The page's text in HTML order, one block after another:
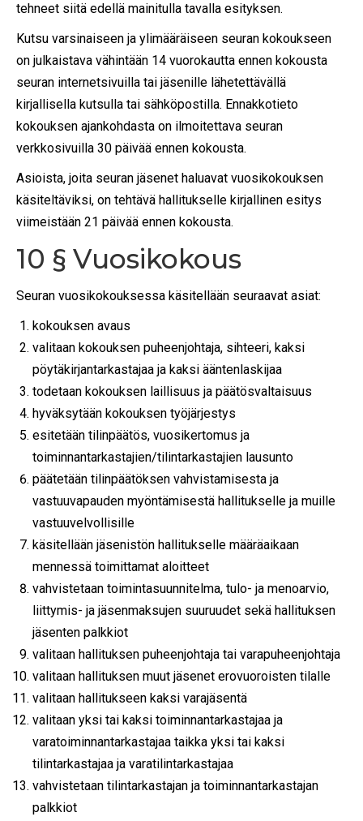
tehneet siitä edellä mainitulla tavalla esityksen.
Kutsu varsinaiseen ja ylimääräiseen seuran kokoukseen
on julkaistava vähintään 14 vuorokautta ennen kokousta
seuran internetsivuilla tai jäsenille lähetettävällä
kirjallisella kutsulla tai sähköpostilla. Ennakkotieto
kokouksen ajankohdasta on ilmoitettava seuran
verkkosivuilla 30 päivää ennen kokousta.
Asioista, joita seuran jäsenet haluavat vuosikokouksen
käsiteltäviksi, on tehtävä hallitukselle kirjallinen esitys
viimeistään 21 päivää ennen kokousta.
10 § Vuosikokous
Seuran vuosikokouksessa käsitellään seuraavat asiat:
kokouksen avaus
valitaan kokouksen puheenjohtaja, sihteeri, kaksi
pöytäkirjantarkastajaa ja kaksi ääntenlaskijaa
todetaan kokouksen laillisuus ja päätösvaltaisuus
hyväksytään kokouksen työjärjestys
esitetään tilinpäätös, vuosikertomus ja
toiminnantarkastajien/tilintarkastajien lausunto
päätetään tilinpäätöksen vahvistamisesta ja
vastuuvapauden myöntämisestä hallitukselle ja muille
vastuuvelvollisille
käsitellään jäsenistön hallitukselle määräaikaan
mennessä toimittamat aloitteet
vahvistetaan toimintasuunnitelma, tulo- ja menoarvio,
liittymis- ja jäsenmaksujen suuruudet sekä hallituksen
jäsenten palkkiot
valitaan hallituksen puheenjohtaja tai varapuheenjohtaja
valitaan hallituksen muut jäsenet erovuoroisten tilalle
valitaan hallitukseen kaksi varajäsentä
valitaan yksi tai kaksi toiminnantarkastajaa ja
varatoiminnantarkastajaa taikka yksi tai kaksi
tilintarkastajaa ja varatilintarkastajaa
vahvistetaan tilintarkastajan ja toiminnantarkastajan
palkkiot